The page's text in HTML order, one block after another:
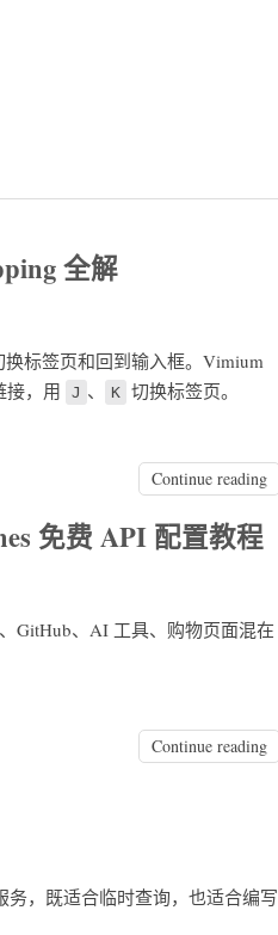
全解
标签页和回到输入框。Vimium
接，用 J 、 K 切换标签页。
Continue reading
免费 API 配置教程
GitHub、AI 工具、购物页面混在
Continue reading
务，既适合临时查询，也适合编写